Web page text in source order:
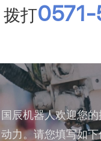
拨打
国辰机器人欢迎您
动力。请您填写如